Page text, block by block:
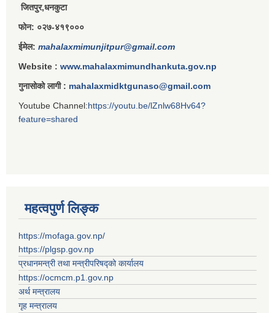
जितपुर,धनकुटा
फोन: ०२७-४१९०००
ईमेल: mahalaxmimunjitpur@gmail.com
Website : www.mahalaxmimundhankuta.gov.np
गुनासोको लागी : mahalaxmidktgunaso@gmail.com
Youtube Channel:https://youtu.be/lZnlw68Hv64?
feature=shared
महत्वपुर्ण लिङ्क
https://mofaga.gov.np/
https://plgsp.gov.np
प्रधानमन्त्री तथा मन्त्रीपरिषद्को कार्यालय
https://ocmcm.p1.gov.np
अर्थ मन्त्रालय
गृह मन्त्रालय